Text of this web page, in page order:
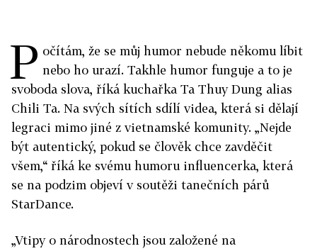
P očítám, že se můj humor nebude někomu líbit
nebo ho urazí. Takhle humor funguje a to je
svoboda slova, říká kuchařka Ta Thuy Dung alias
Chili Ta. Na svých sítích sdílí videa, která si dělají
legraci mimo jiné z vietnamské komunity. „Nejde
být autentický, pokud se člověk chce zavděčit
všem,“ říká ke svému humoru influencerka, která
se na podzim objeví v soutěži tanečních párů
StarDance.
„Vtipy o národnostech jsou založené na